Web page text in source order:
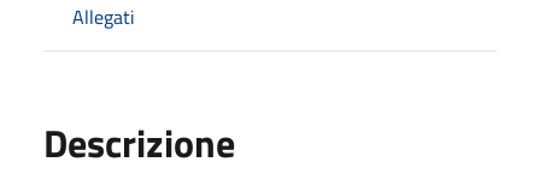
Allegati
Descrizione